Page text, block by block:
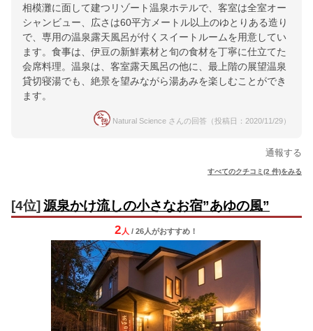
相模灘に面して建つリゾート温泉ホテルで、客室は全室オー
シャンビュー、広さは60平方メートル以上のゆとりある造り
で、専用の温泉露天風呂が付くスイートルームを用意してい
ます。食事は、伊豆の新鮮素材と旬の食材を丁寧に仕立てた
会席料理。温泉は、客室露天風呂の他に、最上階の展望温泉
貸切寝湯でも、絶景を望みながら湯あみを楽しむことができ
ます。
Natural Science さんの回答（投稿日：2020/11/29）
通報する
すべてのクチコミ(2 件)をみる
[4位] 源泉かけ流しの小さなお宿”あゆの風”
2 人 / 26人がおすすめ！